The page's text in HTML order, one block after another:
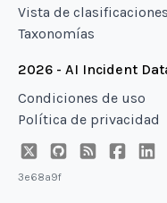
Vista de clasificaciones
Taxonomías
2026 - AI Incident
Condiciones de uso
Política de privacidad
3e68a9f